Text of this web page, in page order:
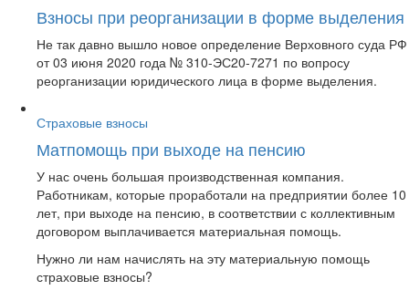
Взносы при реорганизации в форме выделения
Не так давно вышло новое определение Верховного суда РФ
от 03 июня 2020 года № 310-ЭС20-7271 по вопросу
реорганизации юридического лица в форме выделения.
Страховые взносы
Матпомощь при выходе на пенсию
У нас очень большая производственная компания.
Работникам, которые проработали на предприятии более 10
лет, при выходе на пенсию, в соответствии с коллективным
договором выплачивается материальная помощь.
Нужно ли нам начислять на эту материальную помощь
страховые взносы?